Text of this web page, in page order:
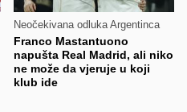
Neočekivana odluka Argentinca
Franco Mastantuono
napušta Real Madrid, ali niko
ne može da vjeruje u koji
klub ide